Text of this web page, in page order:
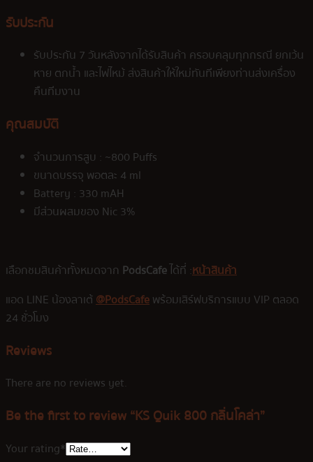
รับประกัน
รับประกัน 7 วันหลังจากได้รับสินค้า ครอบคลุมทุกกรณี ยกเว้น
หาย ตกน้ำ และไฟไหม้ ส่งสินค้าให้ใหม่ทันทีเพียงท่านส่งเครื่อง
คืนทีมงาน
คุณสมบัติ
จำนวนการสูบ : ~800 Puffs
ขนาดบรรจุ พอตละ 4 ml
Battery : 330 mAH
มีส่วนผสมของ Nic 3%
เลือกชมสินค้าทั้งหมดจาก PodsCafeได้ที่ :หน้าสินค้า
แอด LINE น้องลาเต้@PodsCafeพร้อมเสิร์ฟบริการแบบ VIP ตลอด
24 ชั่วโมง
Reviews
There are no reviews yet.
Be the first to review “KS Quik 800 กลิ่นโคล่า”
Your rating*